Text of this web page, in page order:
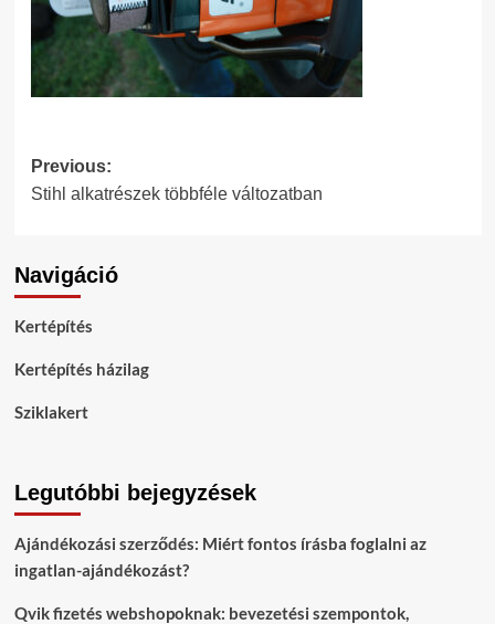
Post
navigation
Previous:
Stihl alkatrészek többféle változatban
Navigáció
Kertépítés
Kertépítés házilag
Sziklakert
Legutóbbi bejegyzések
Ajándékozási szerződés: Miért fontos írásba foglalni az
ingatlan-ajándékozást?
Qvik fizetés webshopoknak: bevezetési szempontok,